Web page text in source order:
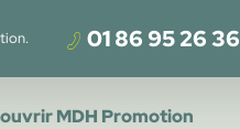
01 86 95 26 36
MDH Promotion